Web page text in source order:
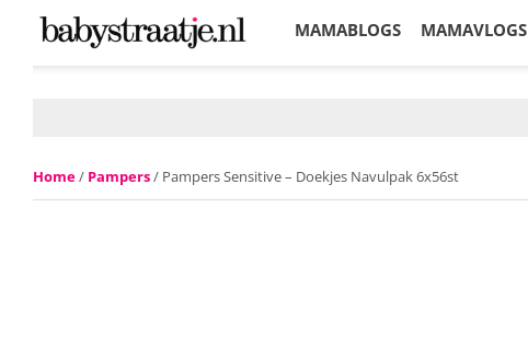
MAMABLOGS MAMAVLOGS
Home/ Pampers/ Pampers Sensitive – Doekjes Navulpak 6x56st